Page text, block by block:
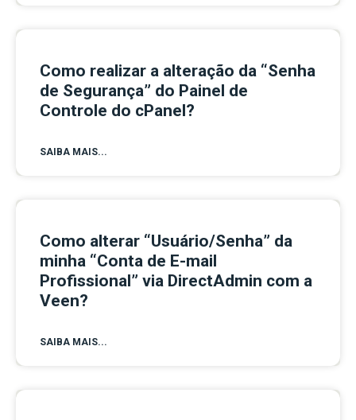
Como realizar a alteração da “Senha
de Segurança” do Painel de
Controle do cPanel?
SAIBA MAIS...
Como alterar “Usuário/Senha” da
minha “Conta de E-mail
Profissional” via DirectAdmin com a
Veen?
SAIBA MAIS...